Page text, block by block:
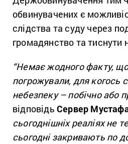
обвинувачених є
слідства та суду через
громадянство та тиснути
“Немає жодного факту,
погрожували, для когось
небезпеку – побічно або
відповідь Сервер
сьогоднішніх реаліях не
сьогодні закривають по